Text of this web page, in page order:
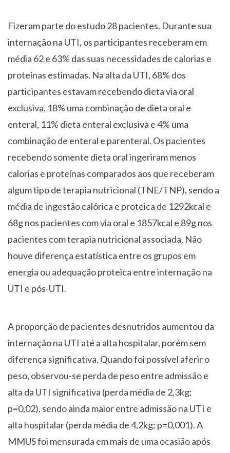
Fizeram parte do estudo 28 pacientes. Durante sua
internação na UTI, os participantes receberam em
média 62 e 63% das suas necessidades de calorias e
proteínas estimadas. Na alta da UTI, 68% dos
participantes estavam recebendo dieta via oral
exclusiva, 18% uma combinação de dieta oral e
enteral, 11% dieta enteral exclusiva e 4% uma
combinação de enteral e parenteral. Os pacientes
recebendo somente dieta oral ingeriram menos
calorias e proteínas comparados aos que receberam
algum tipo de terapia nutricional (TNE/TNP), sendo a
média de ingestão calórica e proteica de 1292kcal e
68g nos pacientes com via oral e 1857kcal e 89g nos
pacientes com terapia nutricional associada. Não
houve diferença estatística entre os grupos em
energia ou adequação proteica entre internação na
UTI e pós-UTI.
A proporção de pacientes desnutridos aumentou da
internação na UTI até a alta hospitalar, porém sem
diferença significativa. Quando foi possível aferir o
peso, observou-se perda de peso entre admissão e
alta da UTI significativa (perda média de 2,3kg;
p=0,02), sendo ainda maior entre admissão na UTI e
alta hospitalar (perda média de 4,2kg; p=0,001). A
MMUS foi mensurada em mais de uma ocasião após